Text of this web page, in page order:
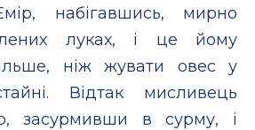
набігавшись, мирно
луках, і це йому
ніж жувати овес у
Відтак мисливець
засурмивши в сурму, і